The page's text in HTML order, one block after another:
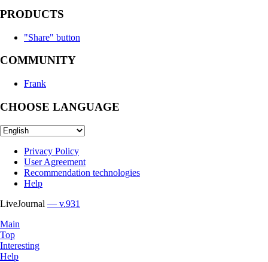
PRODUCTS
"Share" button
COMMUNITY
Frank
CHOOSE LANGUAGE
Privacy Policy
User Agreement
Recommendation technologies
Help
LiveJournal — v.931
Main
Top
Interesting
Help